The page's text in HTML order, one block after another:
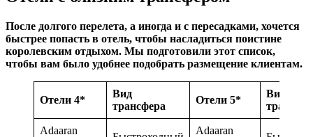
После долгого перелета, а иногда и с пересадками, хочется
быстрее попасть в отель, чтобы насладиться поистине
королевским отдыхом. Мы подготовили этот список,
чтобы вам было удобнее подобрать размещение клиентам.
Отели 4*
Вид
трансфера
Отели 5*
Вид
Adaaran
Adaaran